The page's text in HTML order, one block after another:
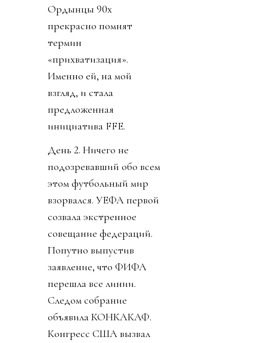
Ордынцы 90х
прекрасно помнят
термин
«прихватизация».
Именно ей, на мой
взгляд, и стала
предложенная
инициатива FFE.
День 2. Ничего не
подозревавший обо всем
этом футбольный мир
взорвался. УЕФА первой
созвала экстренное
совещание федераций.
Попутно выпустив
заявление, что ФИФА
перешла все линии.
Следом собрание
объявила КОНКАКАФ.
Конгресс США вызвал